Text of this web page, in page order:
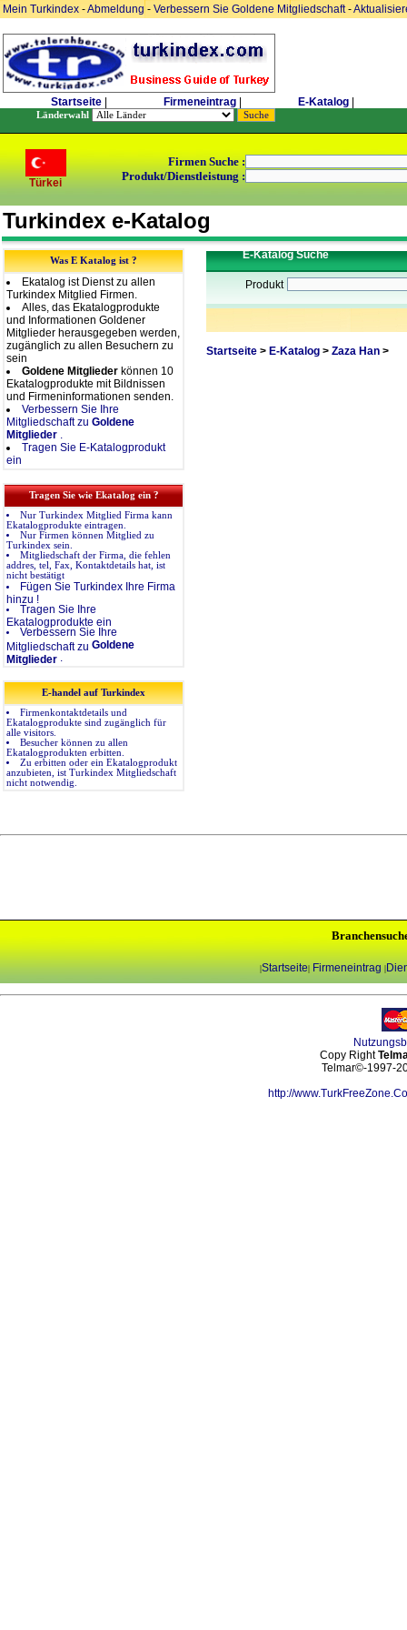
Mein Turkindex -Abmeldung- Verbessern Sie Goldene Mitgliedschaft-
Startseite Firmeneintrag E-Katalog
Länderwahl
Türkei
Firmen Suche :
Produkt/Dienstleistung :
Turkindex e-Katalog
Was E Katalog ist ?
Ekatalog ist Dienst zu allen
Turkindex Mitglied Firmen.
Alles, das Ekatalogprodukte
und Informationen Goldener
Mitglieder herausgegeben werden,
zugänglich zu allen Besuchern zu
sein
Goldene Mitglieder können 10
Ekatalogprodukte mit Bildnissen
und Firmeninformationen senden.
Verbessern Sie Ihre
Mitgliedschaft zu Goldene
Mitglieder .
Tragen Sie E-Katalogprodukt
ein
Tragen Sie wie Ekatalog ein ?
Nur Turkindex Mitglied Firma kann
Ekatalogprodukte eintragen.
Nur Firmen können Mitglied zu
Turkindex sein.
Mitgliedschaft der Firma, die fehlen
addres, tel, Fax, Kontaktdetails hat, ist
nicht bestätigt
Fügen Sie Turkindex Ihre Firma
hinzu !
Tragen Sie Ihre
Ekatalogprodukte ein
Verbessern Sie Ihre
Mitgliedschaft zu Goldene
Mitglieder .
E-handel auf Turkindex
Firmenkontaktdetails und
Ekatalogprodukte sind zugänglich für
alle visitors.
Besucher können zu allen
Ekatalogprodukten erbitten.
Zu erbitten oder ein Ekatalogprodukt
anzubieten, ist Turkindex Mitgliedschaft
nicht notwendig.
E-Katalog Suche
Produkt
Startseite > E-Katalog> Zaza Han>
|Startseite| Firmeneintrag |
Copy Right
Telmar©-1997-
http://